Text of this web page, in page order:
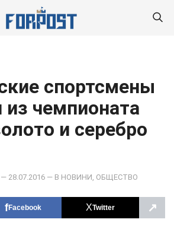
спортсмены
из чемпионата
и серебро
— 28.07.2016 — В НОВИНИ ОБЩЕСТВО
Facebook Twitter ↗